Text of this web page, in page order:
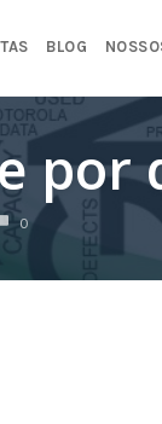
BLOG
por
0 COMENTÁRIOS